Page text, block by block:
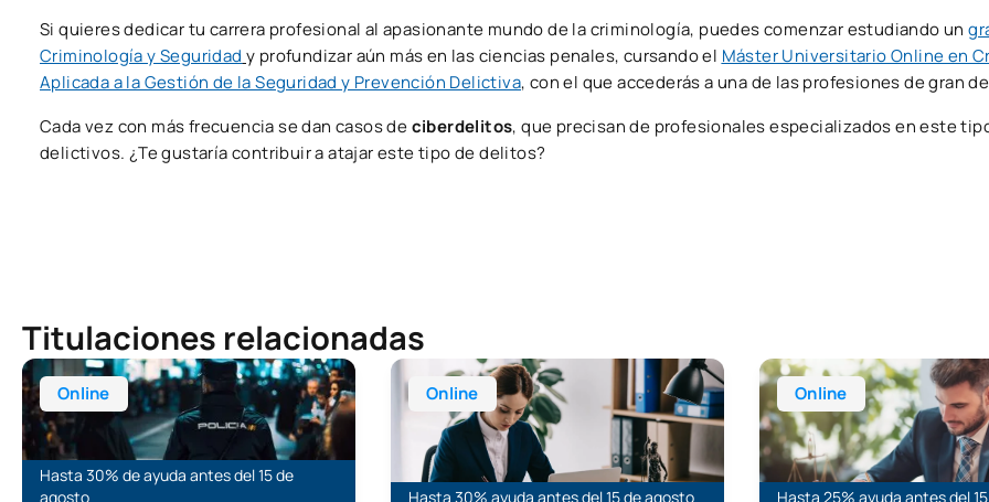
Si quieres dedicar tu carrera profesional al apasionante mundo de la criminología, puedes comenzar estudiando un
Criminología y Seguridad y profundizar aún más en las ciencias penales, cursando el Máster Universitario Online en
Aplicada a la Gestión de la Seguridad y Prevención Delictiva, con el que accederás a una de las profesiones de gran
Cada vez con más frecuencia se dan casos deciberdelitos, que precisan de profesionales especializados en este
delictivos. ¿Te gustaría contribuir a atajar este tipo de delitos?
Titulaciones relacionadas
Online
Hasta 30% de ayuda antes del 15 de
agosto
Máster Universitario Online en Criminología Aplicada a la Gestión de la Seguridad y Prevención Delictiva
Online
Hasta 30% ayuda antes del 15 de agosto
Máster Universitario Online en Abogacía y Procura + Curso de preparación
Online
Hasta 25% ayuda antes del
Grado Online en Derecho